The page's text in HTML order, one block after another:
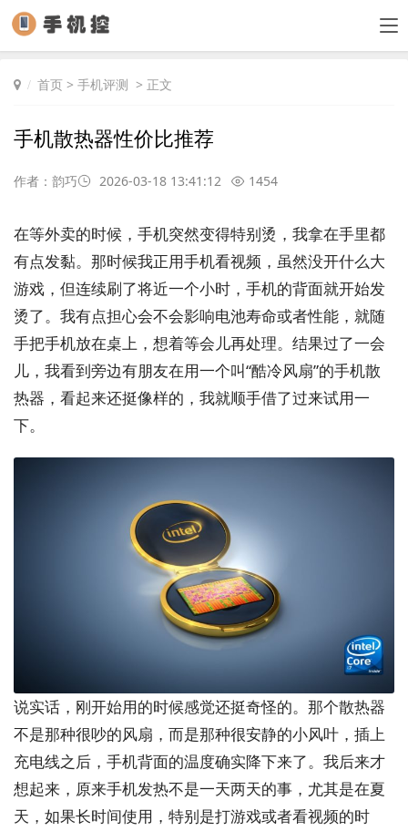
首页 > 手机评测 > 正文
手机散热器性价比推荐
作者：韵巧 2026-03-18 13:41:12 1454
在等外卖的时候，手机突然变得特别烫，我拿在手里都
有点发黏。那时候我正用手机看视频，虽然没开什么大
游戏，但连续刷了将近一个小时，手机的背面就开始发
烫了。我有点担心会不会影响电池寿命或者性能，就随
手把手机放在桌上，想着等会儿再处理。结果过了一会
儿，我看到旁边有朋友在用一个叫“酷冷风扇”的手机散
热器，看起来还挺像样的，我就顺手借了过来试用一
下。
说实话，刚开始用的时候感觉还挺奇怪的。那个散热器
不是那种很吵的风扇，而是那种很安静的小风叶，插上
充电线之后，手机背面的温度确实降下来了。我后来才
想起来，原来手机发热不是一天两天的事，尤其是在夏
天，如果长时间使用，特别是打游戏或者看视频的时